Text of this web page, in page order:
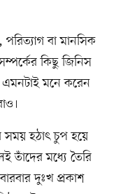
বা মানসিক
কিছু জিনিস
এমনটাই মনে করেন
সময় হঠাৎ চুপ হয়ে
তাঁদের মধ্যে তৈরি
দুঃখ প্রকাশ